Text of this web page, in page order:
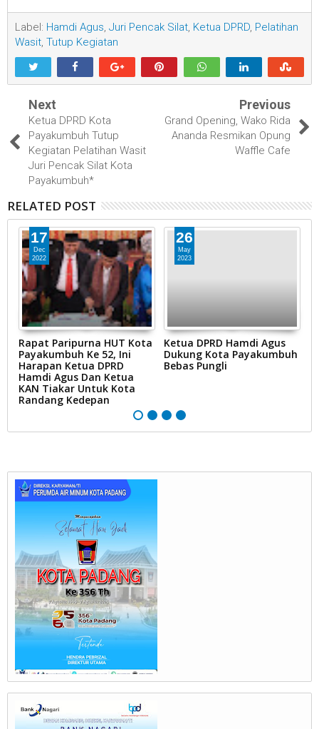
Label: Hamdi Agus, Juri Pencak Silat, Ketua DPRD, Pelatihan
Wasit, Tutup Kegiatan
Next
Ketua DPRD Kota
Payakumbuh Tutup
Kegiatan Pelatihan Wasit
Juri Pencak Silat Kota
Payakumbuh*
Previous
Grand Opening, Wako Rida
Ananda Resmikan Opung
Waffle Cafe
RELATED POST
17
Dec
2022
Rapat Paripurna HUT Kota
Payakumbuh Ke 52, Ini
Harapan Ketua DPRD
Hamdi Agus Dan Ketua
KAN Tiakar Untuk Kota
Randang Kedepan
26
May
2023
Ketua DPRD Hamdi Agus
Dukung Kota Payakumbuh
Bebas Pungli